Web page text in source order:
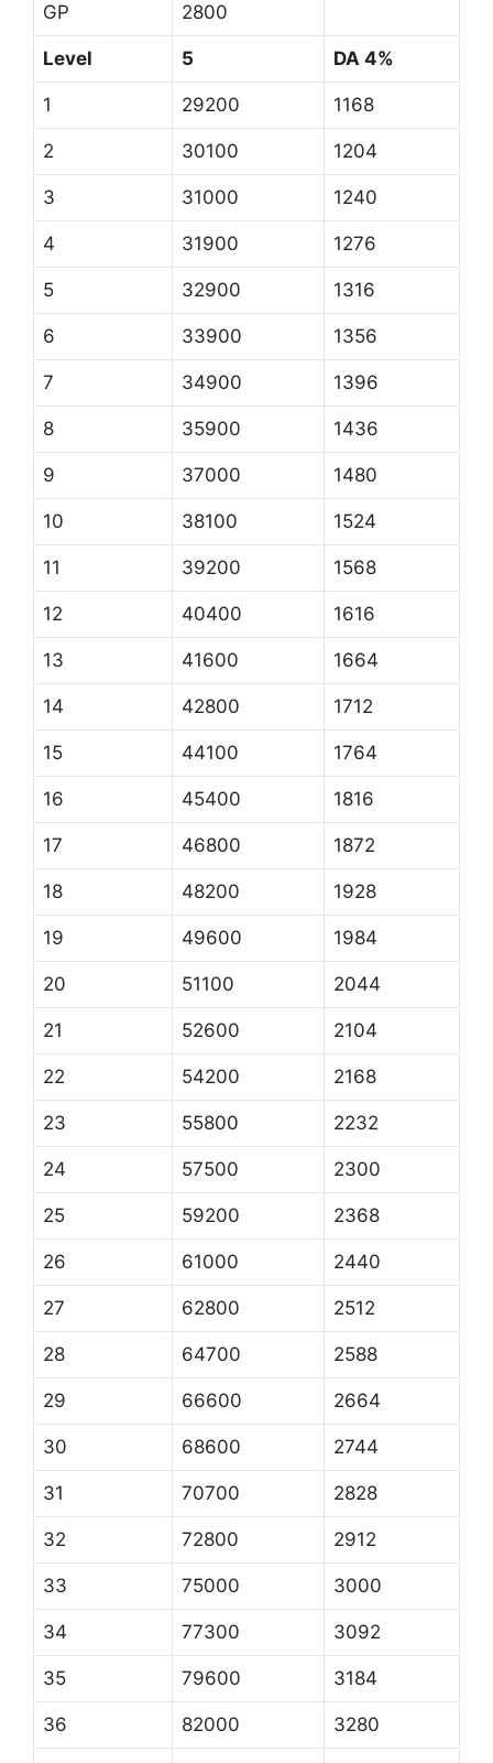
GP 2800
Level 5 DA 4%
1 29200 1168
2 30100 1204
3 31000 1240
4 31900 1276
5 32900 1316
6 33900 1356
7 34900 1396
8 35900 1436
9 37000 1480
10 38100 1524
11 39200 1568
12 40400 1616
13 41600 1664
14 42800 1712
15 44100 1764
16 45400 1816
17 46800 1872
18 48200 1928
19 49600 1984
20 51100 2044
21 52600 2104
22 54200 2168
23 55800 2232
24 57500 2300
25 59200 2368
26 61000 2440
27 62800 2512
28 64700 2588
29 66600 2664
30 68600 2744
31 70700 2828
32 72800 2912
33 75000 3000
34 77300 3092
35 79600 3184
36 82000 3280